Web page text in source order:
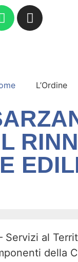
L’Ordine
Servizi al
della